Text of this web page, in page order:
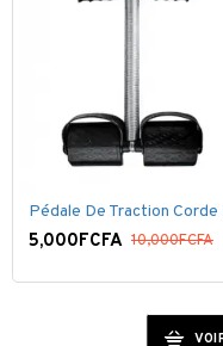
5,000FCFA 10,000FCFA